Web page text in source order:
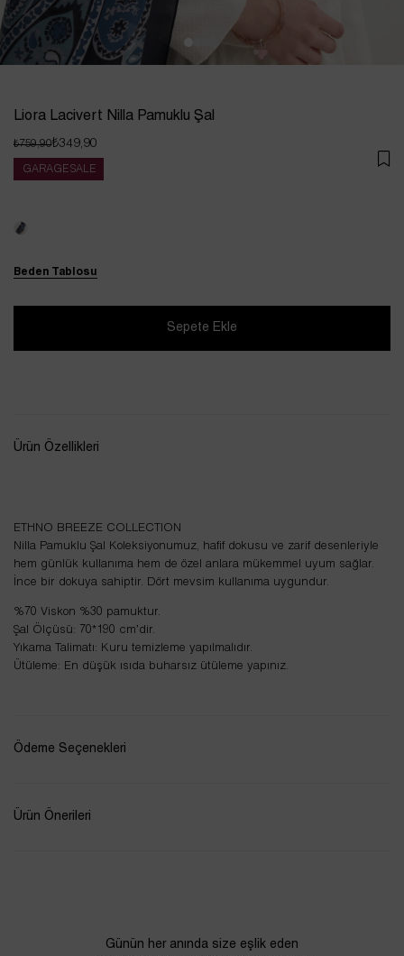
Liora Lacivert Nilla Pamuklu Şal
₺759,90₺349,90
GARAGE SALE
Beden Tablosu
Ürün Özellikleri
ETHNO BREEZE COLLECTION
Nilla Pamuklu Şal Koleksiyonumuz, hafif dokusu ve zarif desenleriyle
hem günlük kullanıma hem de özel anlara mükemmel uyum sağlar.
İnce bir dokuya sahiptir. Dört mevsim kullanıma uygundur.
%70 Viskon %30 pamuktur.
Şal Ölçüsü: 70*190 cm’dir.
Yıkama Talimatı: Kuru temizleme yapılmalıdır.
Ütüleme: En düşük ısıda buharsız ütüleme yapınız.
Ödeme Seçenekleri
Ürün Önerileri
Günün her anında size eşlik eden